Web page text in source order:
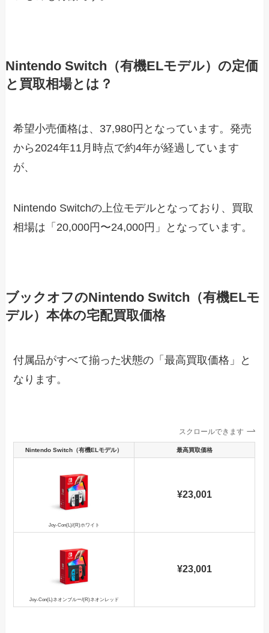
Nintendo Switch（有機ELモデル）の定価
と買取相場とは？
希望小売価格は、37,980円となっています。発売
から2024年11月時点で約4年が経過しています
が、
Nintendo Switchの上位モデルとなっており、買取
相場は「20,000円〜24,000円」となっています。
ブックオフのNintendo Switch（有機ELモ
デル）本体の宅配買取価格
付属品がすべて揃った状態の「最高買取価格」と
なります。
スクロールできます
Nintendo Switch（有機ELモデル） 最高買取価格
Joy-Con(L)/(R)ホワイト
¥23,001
Joy-Con(L)ネオンブルー/(R)ネオンレッド
¥23,001